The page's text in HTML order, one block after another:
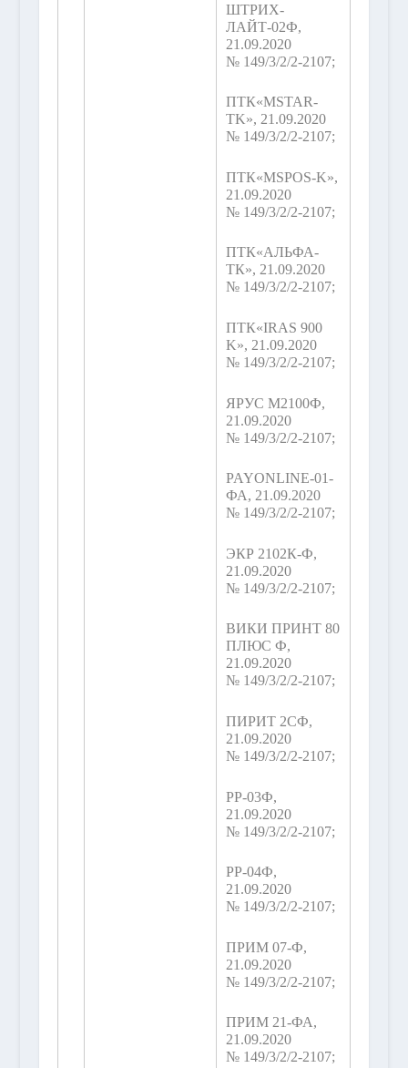
ШТРИХ-
ЛАЙТ-02Ф,
21.09.2020
№ 149/3/2/2-2107;
ПТК«MSTAR-
TK», 21.09.2020
№ 149/3/2/2-2107;
ПТК«MSPOS-K»,
21.09.2020
№ 149/3/2/2-2107;
ПТК«АЛЬФА-
ТК», 21.09.2020
№ 149/3/2/2-2107;
ПТК«IRAS 900
K», 21.09.2020
№ 149/3/2/2-2107;
ЯРУС М2100Ф,
21.09.2020
№ 149/3/2/2-2107;
PAYONLINE-01-
ФА, 21.09.2020
№ 149/3/2/2-2107;
ЭКР 2102К-Ф,
21.09.2020
№ 149/3/2/2-2107;
ВИКИ ПРИНТ 80
ПЛЮС Ф,
21.09.2020
№ 149/3/2/2-2107;
ПИРИТ 2СФ,
21.09.2020
№ 149/3/2/2-2107;
РР-03Ф,
21.09.2020
№ 149/3/2/2-2107;
РР-04Ф,
21.09.2020
№ 149/3/2/2-2107;
ПРИМ 07-Ф,
21.09.2020
№ 149/3/2/2-2107;
ПРИМ 21-ФА,
21.09.2020
№ 149/3/2/2-2107;